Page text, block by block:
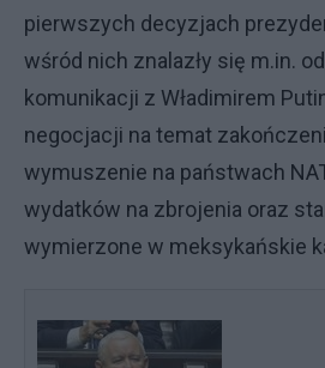
pierwszych decyzjach
wśród nich znalazły się m.in.
komunikacji z Władimirem
negocjacji na temat
wymuszenie na państwach
wydatków na zbrojenia oraz
wymierzone w meksykańskie